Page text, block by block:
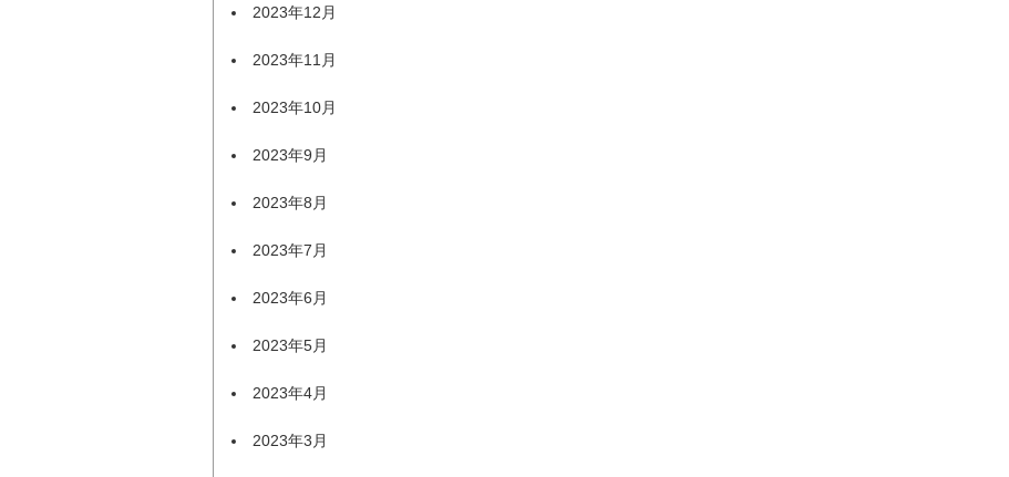
2023年12月
2023年11月
2023年10月
2023年9月
2023年8月
2023年7月
2023年6月
2023年5月
2023年4月
2023年3月